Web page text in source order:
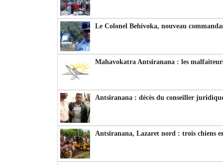
Le Colonel Behivoka, nouveau
Mahavokatra Antsiranana : les
Antsiranana : décès du conseiller
Antsiranana, Lazaret nord : trois chiens